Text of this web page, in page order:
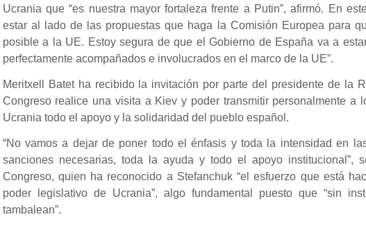
Ucrania que “es nuestra mayor fortaleza frente a Putin”, afirmó. En
estar al lado de las propuestas que haga la Comisión Europea para
posible a la UE. Estoy segura de que el Gobierno de España va a
perfectamente acompañados e involucrados en el marco de la UE”.
Meritxell Batet ha recibido la invitación por parte del presidente de la
Congreso realice una visita a Kiev y poder transmitir personalmente a
Ucrania todo el apoyo y la solidaridad del pueblo español.
“No vamos a dejar de poner todo el énfasis y toda la intensidad en
sanciones necesarias, toda la ayuda y todo el apoyo institucional”,
Congreso, quien ha reconocido a Stefanchuk “el esfuerzo que está
poder legislativo de Ucrania”, algo fundamental puesto que “sin
tambalean”.